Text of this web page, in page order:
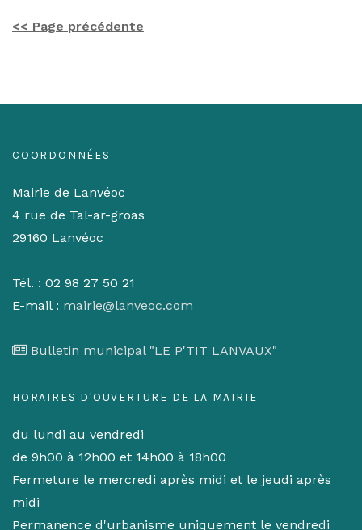
<< Page précédente
COORDONNÉES
Mairie de Lanvéoc
4 rue de Tal-ar-groas
29160 Lanvéoc
Tél. : 02 98 27 50 21
E-mail : mairie@lanveoc.com
Bulletin municipal "LE P'TIT LANVAUX"
HORAIRES D'OUVERTURE DE LA MAIRIE
du lundi au vendredi
de 9h00 à 12h00 et 14h00 à 18h00
Fermeture le mercredi après midi et le jeudi après
midi
Permanence d'urbanisme uniquement le vendredi